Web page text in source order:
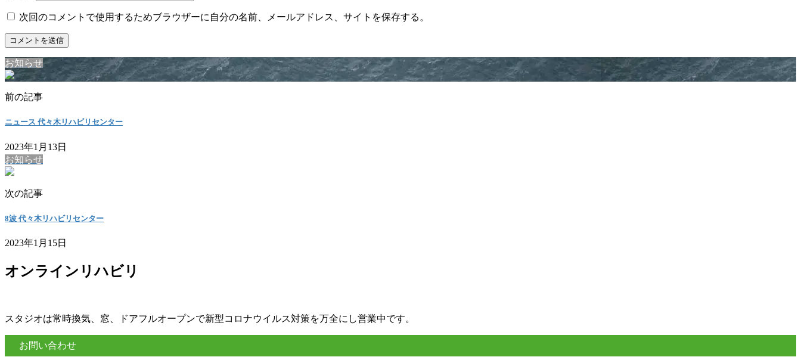
次回のコメントで使用するためブラウザーに自分の名前、メールアドレス、サイトを保存する。
お知らせ
前の記事
ニュース 代々木リハビリセンター
2023年1月13日
お知らせ
次の記事
8波 代々木リハビリセンター
2023年1月15日
オンラインリハビリ
スタジオは常時換気、窓、ドアフルオープンで新型コロナウイルス対策を万全にし営業中です。
お問い合わせ